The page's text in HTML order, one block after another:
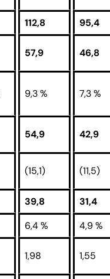
112,8
95,4
57,9 46,8
9,3 % 7,3 %
54,9 42,9
(15,1) (11,5)
39,8
31,4
6,4 %
4,9 %
1,98 1,55